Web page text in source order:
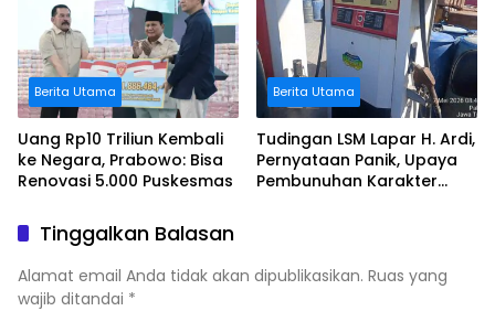
Berita Utama
Uang Rp10 Triliun Kembali
ke Negara, Prabowo: Bisa
Renovasi 5.000 Puskesmas
Berita Utama
Tudingan LSM Lapar H. Ardi,
Pernyataan Panik, Upaya
Pembunuhan Karakter
Tinggalkan Balasan
Alamat email Anda tidak akan dipublikasikan. Ruas yang
wajib ditandai *